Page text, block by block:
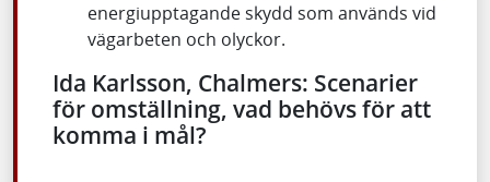
energiupptagande skydd som används vid
vägarbeten och olyckor.
Ida Karlsson, Chalmers: Scenarier
för omställning, vad behövs för att
komma i mål?